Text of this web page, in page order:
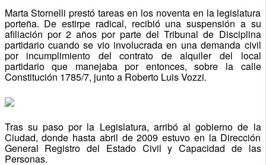
Marta Stornelli prestó tareas en los noventa en la legislatura
porteña. De estirpe radical, recibió una suspensión a su
afiliación por 2 años por parte del Tribunal de Disciplina
partidario cuando se vio involucrada en una demanda civil
por incumplimiento del contrato de alquiler del local
partidario que manejaba por entonces, sobre la calle
Constitución 1785/7, junto a Roberto Luis Vozzi.
Tras su paso por la Legislatura, arribó al gobierno de la
Ciudad, donde hasta abril de 2009 estuvo en la Dirección
General Registro del Estado Civil y Capacidad de las
Personas.